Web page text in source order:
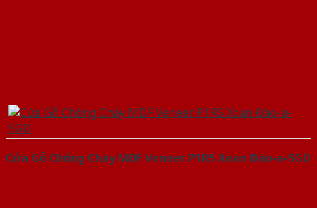
Cửa Gỗ Chống Cháy MDF Veneer P1R5 Xoan Đào-a-SGD